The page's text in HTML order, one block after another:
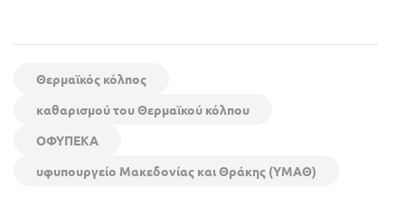
Θερμαϊκός κόλπος
καθαρισμού του Θερμαϊκού κόλπου
ΟΦΥΠΕΚΑ
υφυπουργείο Μακεδονίας και Θράκης (ΥΜΑΘ)